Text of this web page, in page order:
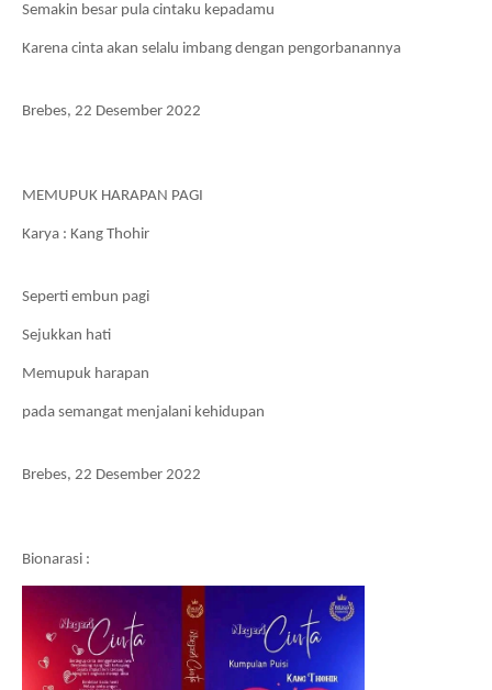
Semakin besar pula cintaku kepadamu
Karena cinta akan selalu imbang dengan pengorbanannya
Brebes, 22 Desember 2022
MEMUPUK HARAPAN PAGI
Karya : Kang Thohir
Seperti embun pagi
Sejukkan hati
Memupuk harapan
pada semangat menjalani kehidupan
Brebes, 22 Desember 2022
Bionarasi :